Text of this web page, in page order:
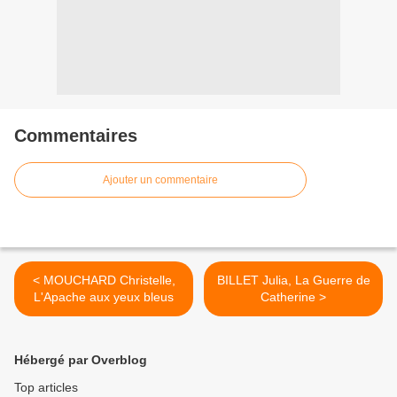
Commentaires
Ajouter un commentaire
< MOUCHARD Christelle,
L'Apache aux yeux bleus
BILLET Julia, La Guerre de
Catherine >
Hébergé par Overblog
Top articles